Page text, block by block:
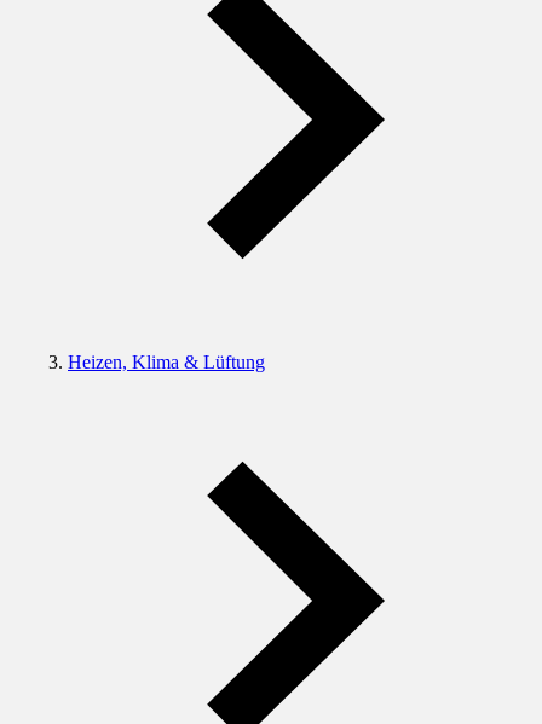
Heizen, Klima & Lüftung